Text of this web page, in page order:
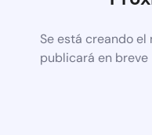
Se está creando el
publicará en breve